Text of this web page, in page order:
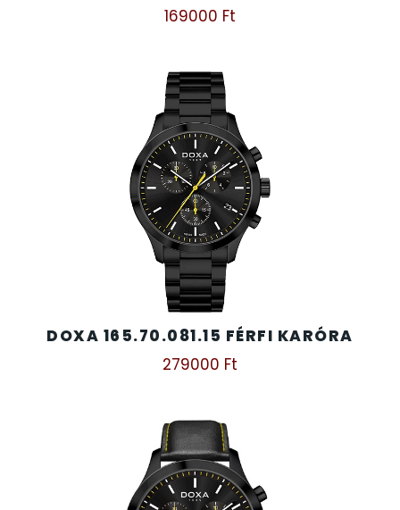
169000 Ft
DOXA 165.70.081.15 FÉRFI KARÓRA
279000 Ft